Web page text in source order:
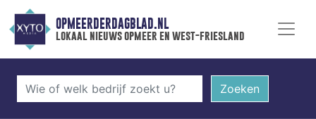
OPMEERDERDAGBLAD.NL
lokaal nieuws opmeer en west-friesland
Zoeken